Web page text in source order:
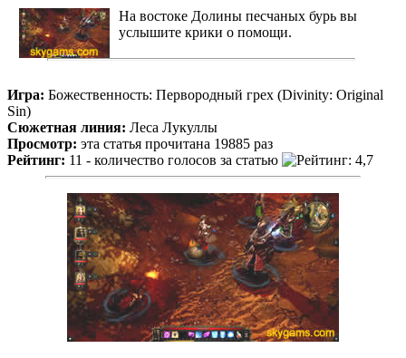
На востоке Долины песчаных бурь вы
услышите крики о помощи.
Игра: Божественность: Первородный грех (Divinity: Original
Sin)
Сюжетная линия: Леса Лукуллы
Просмотр: эта статья прочитана 19885 раз
Рейтинг: 11 - количество голосов за статью